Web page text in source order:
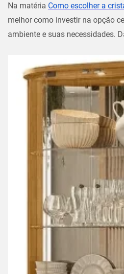
Na matéria Como escolher a
melhor como investir na opção
ambiente e suas necessidades.